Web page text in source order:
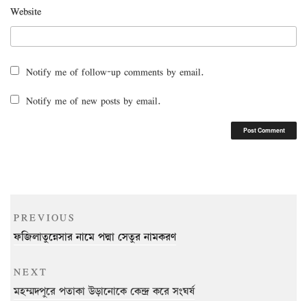
Website
Notify me of follow-up comments by email.
Notify me of new posts by email.
navigation
Previous
Post
PREVIOUS
ফজিলাতুন্নেসার নামে পদ্মা সেতুর নামকরণ
Next
Post
NEXT
মহম্মদপুরে পতাকা উড়ানোকে কেন্দ্র করে সংঘর্ষ